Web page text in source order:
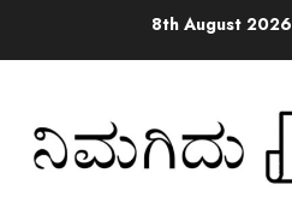
8th August 2026